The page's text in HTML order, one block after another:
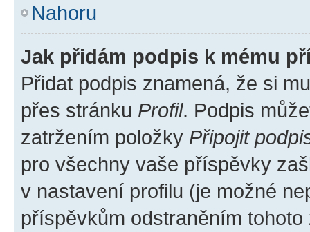
Nahoru
Jak přidám podpis k mému
Přidat podpis znamená, že si
přes stránku Profil. Podpis
zatržením položky Připojit
pro všechny vaše příspěvky
v nastavení profilu (je možné
příspěvkům odstraněním